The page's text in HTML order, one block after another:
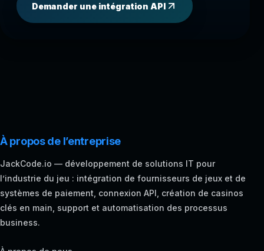
Demander une intégration API
À propos de l’entreprise
JackCode.io — développement de solutions IT pour
l’industrie du jeu : intégration de fournisseurs de jeux et de
systèmes de paiement, connexion API, création de casinos
clés en main, support et automatisation des processus
business.